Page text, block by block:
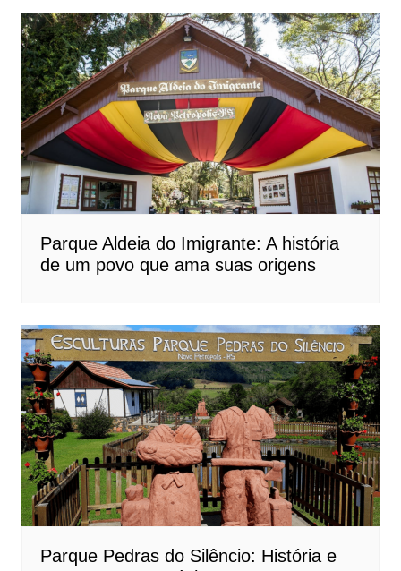
Parque Aldeia do Imigrante: A história
de um povo que ama suas origens
Parque Pedras do Silêncio: História e